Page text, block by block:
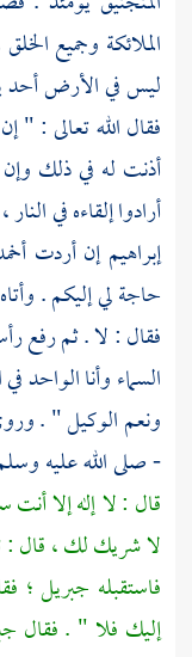
الملائكة وجميع
ليس في الأرض أحد
فقال الله تعالى : "
أذنت له في ذلك وإن
أرادوا إلقاءه في
إبراهيمإن أردت
حاجة لي إليكم .
فقال : لا . ثم رفع
السماء وأنا
ونعم الوكيل " .
- صلى الله عليه
قال : لا إله إلا
لا شريك لك ، قال :
فاستقبله جبريل ؛
إليك فلا " . فقال